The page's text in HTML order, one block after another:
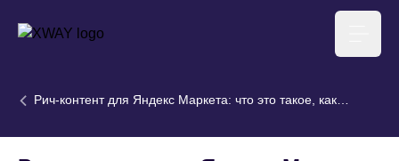
XWAY агентство
Рич-контент для Яндекс Маркета: что это такое, как